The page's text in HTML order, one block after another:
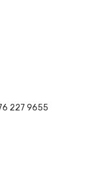
227 9655